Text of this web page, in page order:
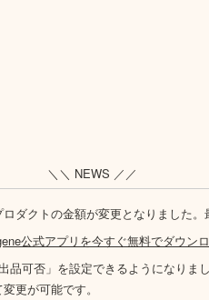
＼＼ NEWS ／／
ダクトの金額が変更となりました。
公式アプリを今すぐ無料でダウン
品可否」を設定できるようになりま
更が可能です。